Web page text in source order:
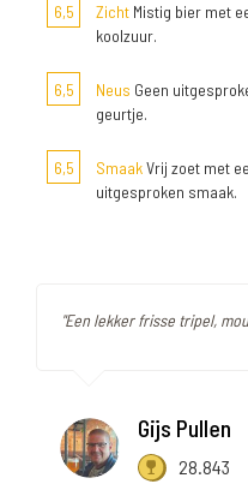
6,5
Zicht Mistig bier met
koolzuur.
6,5 Neus Geen
geurtje.
6,5 SmaakVrij zoet met
uitgesproken smaak.
"Een lekker frisse tripel,
Gijs Pullen
28.843